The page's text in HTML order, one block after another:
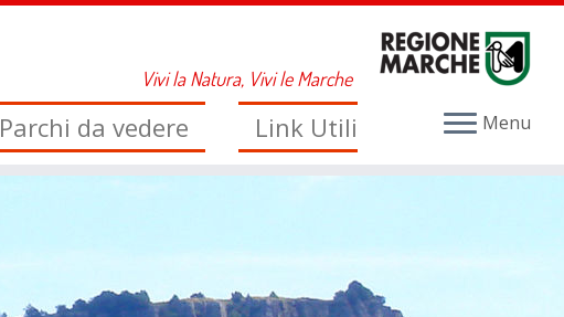
Vivi la Natura, Vivi le Marche
Menu
Parchi da vedere Link Utili